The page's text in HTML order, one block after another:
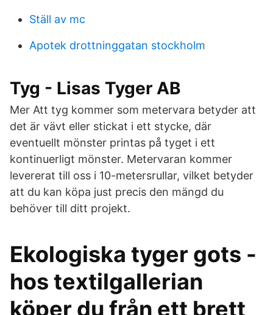
Ställ av mc
Apotek drottninggatan stockholm
Tyg - Lisas Tyger AB
Mer Att tyg kommer som metervara betyder att
det är vävt eller stickat i ett stycke, där
eventuellt mönster printas på tyget i ett
kontinuerligt mönster. Metervaran kommer
levererat till oss i 10-metersrullar, vilket betyder
att du kan köpa just precis den mängd du
behöver till ditt projekt.
Ekologiska tyger gots -
hos textilgallerian
köper du från ett brett